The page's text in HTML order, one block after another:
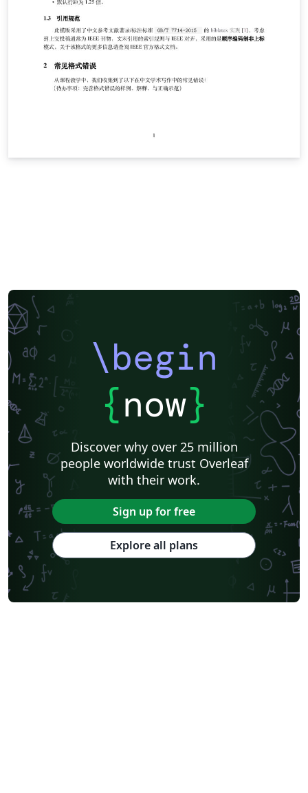
\begin
{now}
Discover why over 25 million
people worldwide trust Overleaf
with their work.
Sign up for free
Explore all plans